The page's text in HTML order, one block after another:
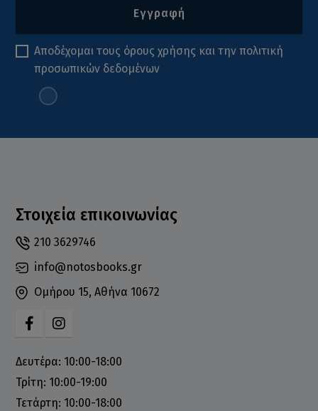
Εγγραφή
Αποδέχομαι τους όρους χρήσης και τηνπολιτική
προσωπικών δεδομένων
Στοιχεία επικοινωνίας
210 3629746
info@notosbooks.gr
Ομήρου 15, Αθήνα 10672
Δευτέρα: 10:00-18:00
Τρίτη: 10:00-19:00
Τετάρτη: 10:00-18:00